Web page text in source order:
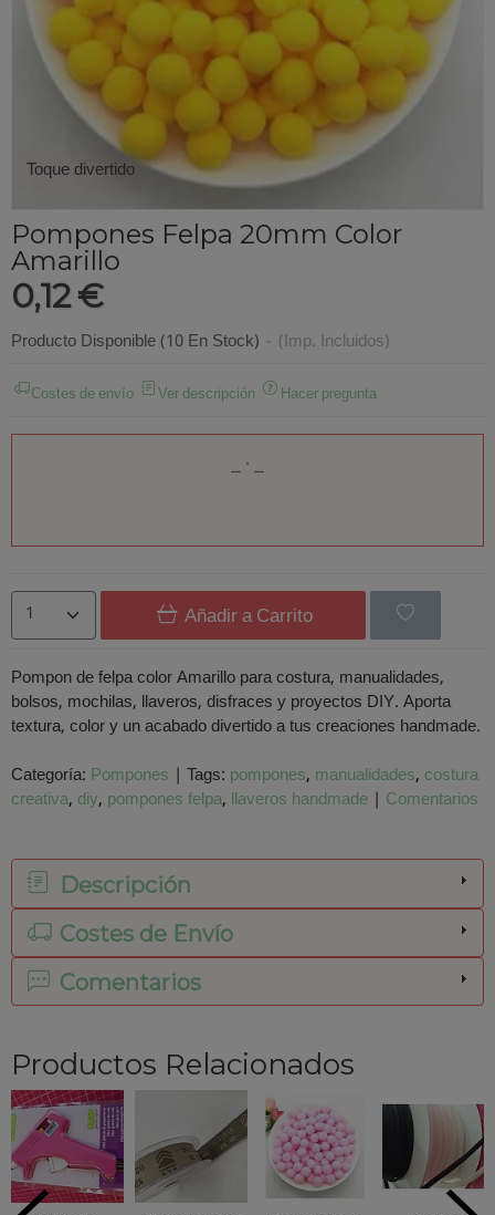
Toque divertido
Pompones Felpa 20mm Color
Amarillo
0,12 €
Producto Disponible(10 En Stock) - (Imp. Incluidos)
Costes de envío Ver descripción Hacer pregunta
Añadir a Carrito
Pompon de felpa color Amarillo para costura, manualidades,
bolsos, mochilas, llaveros, disfraces y proyectos DIY. Aporta
textura, color y un acabado divertido a tus creaciones handmade.
Categoría: Pompones | Tags: pompones manualidades costura
creativa diy pompones felpa llaveros handmade | Comentarios
Descripción
Costes de Envío
Comentarios
Productos Relacionados